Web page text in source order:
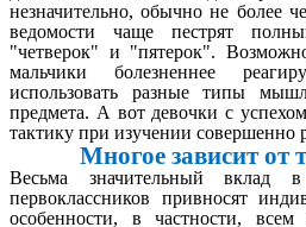
незначительно, обычно не более
ведомости чаще пестрят
"четверок" и "пятерок".
мальчики болезненнее
использовать разные типы
предмета. А вот девочки с
тактику при изучении совершенно
Многое зависит от
Весьма значительный вклад
первоклассников привносят
особенности, в частности,